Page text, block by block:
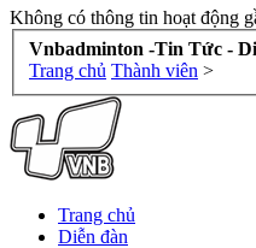
Không có thông tin hoạt động
Vnbadminton -Tin Tức -
Trang chủ Thành viên >
Trang chủ
Diễn đàn